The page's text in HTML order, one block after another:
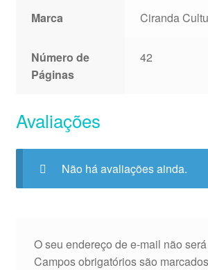
Marca Ciranda
Número de
Páginas
42
Avaliações
Não há avaliações ainda.
O seu endereço de e-mail não
Campos obrigatórios são